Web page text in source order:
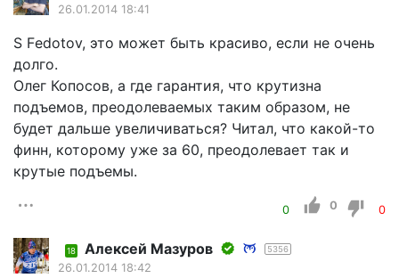
26.01.2014 18:41
S Fеdotov, это может быть красиво, если не очень
долго.
Олег Копосов, а где гарантия, что крутизна
подъемов, преодолеваемых таким образом, не
будет дальше увеличиваться? Читал, что какой-то
финн, которому уже за 60, преодолевает так и
крутые подъемы.
0 0 0
18 Алексей Мазуров 5356
26.01.2014 18:42